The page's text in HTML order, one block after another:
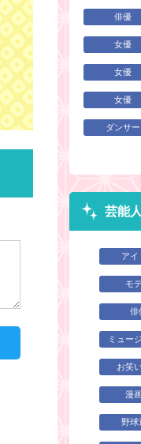
俳優
女優
女優
女優
ダンサー
芸能
アイ
モ
俳
ミュー
お笑
漫
野球